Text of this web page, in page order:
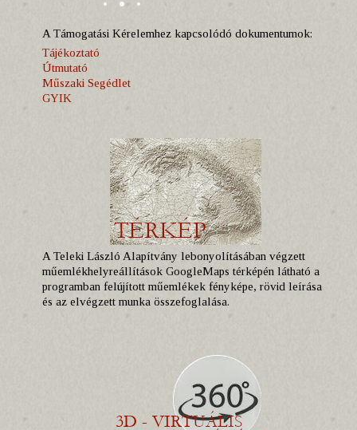
A Támogatási Kérelemhez kapcsolódó dokumentumok:
Tájékoztató
Útmutató
Műszaki Segédlet
GYIK
A Teleki László Alapítvány lebonyolításában végzett
műemlékhelyreállítások GoogleMaps térképén látható a
programban felújított műemlékek fényképe, rövid leírása
és az elvégzett munka összefoglalása.